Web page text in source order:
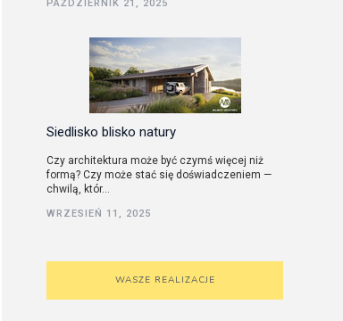
PAŹDZIERNIK 21, 2025
Siedlisko blisko natury
Czy architektura może być czymś więcej niż
formą? Czy może stać się doświadczeniem —
chwilą, któr...
WRZESIEŃ 11, 2025
WASZE REALIZACJE